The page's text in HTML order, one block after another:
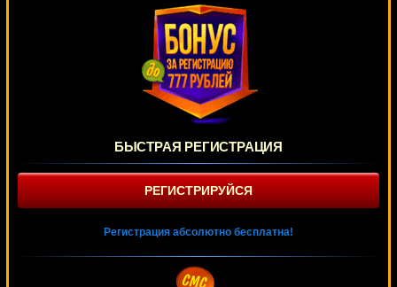
БЫСТРАЯ РЕГИСТРАЦИЯ
РЕГИСТРИРУЙСЯ
Регистрация абсолютно бесплатна!